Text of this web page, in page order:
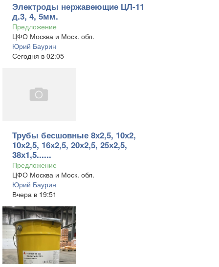
Электроды нержавеющие ЦЛ-11
д.3, 4, 5мм.
Предложение
ЦФО Москва и Моск. обл.
Юрий Баурин
Сегодня в 02:05
Трубы бесшовные 8х2,5, 10х2,
10х2,5, 16х2,5, 20х2,5, 25х2,5,
38х1,5......
Предложение
ЦФО Москва и Моск. обл.
Юрий Баурин
Вчера в 19:51